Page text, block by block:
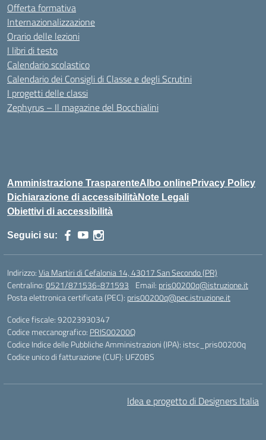
Offerta formativa
Internazionalizzazione
Orario delle lezioni
I libri di testo
Calendario scolastico
Calendario dei Consigli di Classe e degli Scrutini
I progetti delle classi
Zephyrus – Il magazine del Bocchialini
Amministrazione TrasparenteAlbo onlinePrivacy Policy
Dichiarazione di accessibilitàNote Legali
Obiettivi di accessibilità
Seguici su:
Indirizzo:Via Martiri di Cefalonia 14, 43017 San Secondo (PR)
Centralino:0521/871536-871593 Email: pris00200q@istruzione.it
Posta elettronica certificata (PEC): pris00200q@pec.istruzione.it
Codice fiscale: 92023930347
Codice meccanografico: PRIS00200Q
Codice Indice delle Pubbliche Amministrazioni (IPA): istsc_pris00200q
Codice unico di fatturazione (CUF): UFZ0BS
Idea e progetto di Designers Italia